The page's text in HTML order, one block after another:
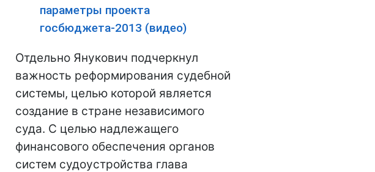
параметры проекта
госбюджета-2013 (видео)
Отдельно Янукович подчеркнул
важность реформирования судебной
системы, целью которой является
создание в стране независимого
суда. С целью надлежащего
финансового обеспечения органов
систем судоустройства глава